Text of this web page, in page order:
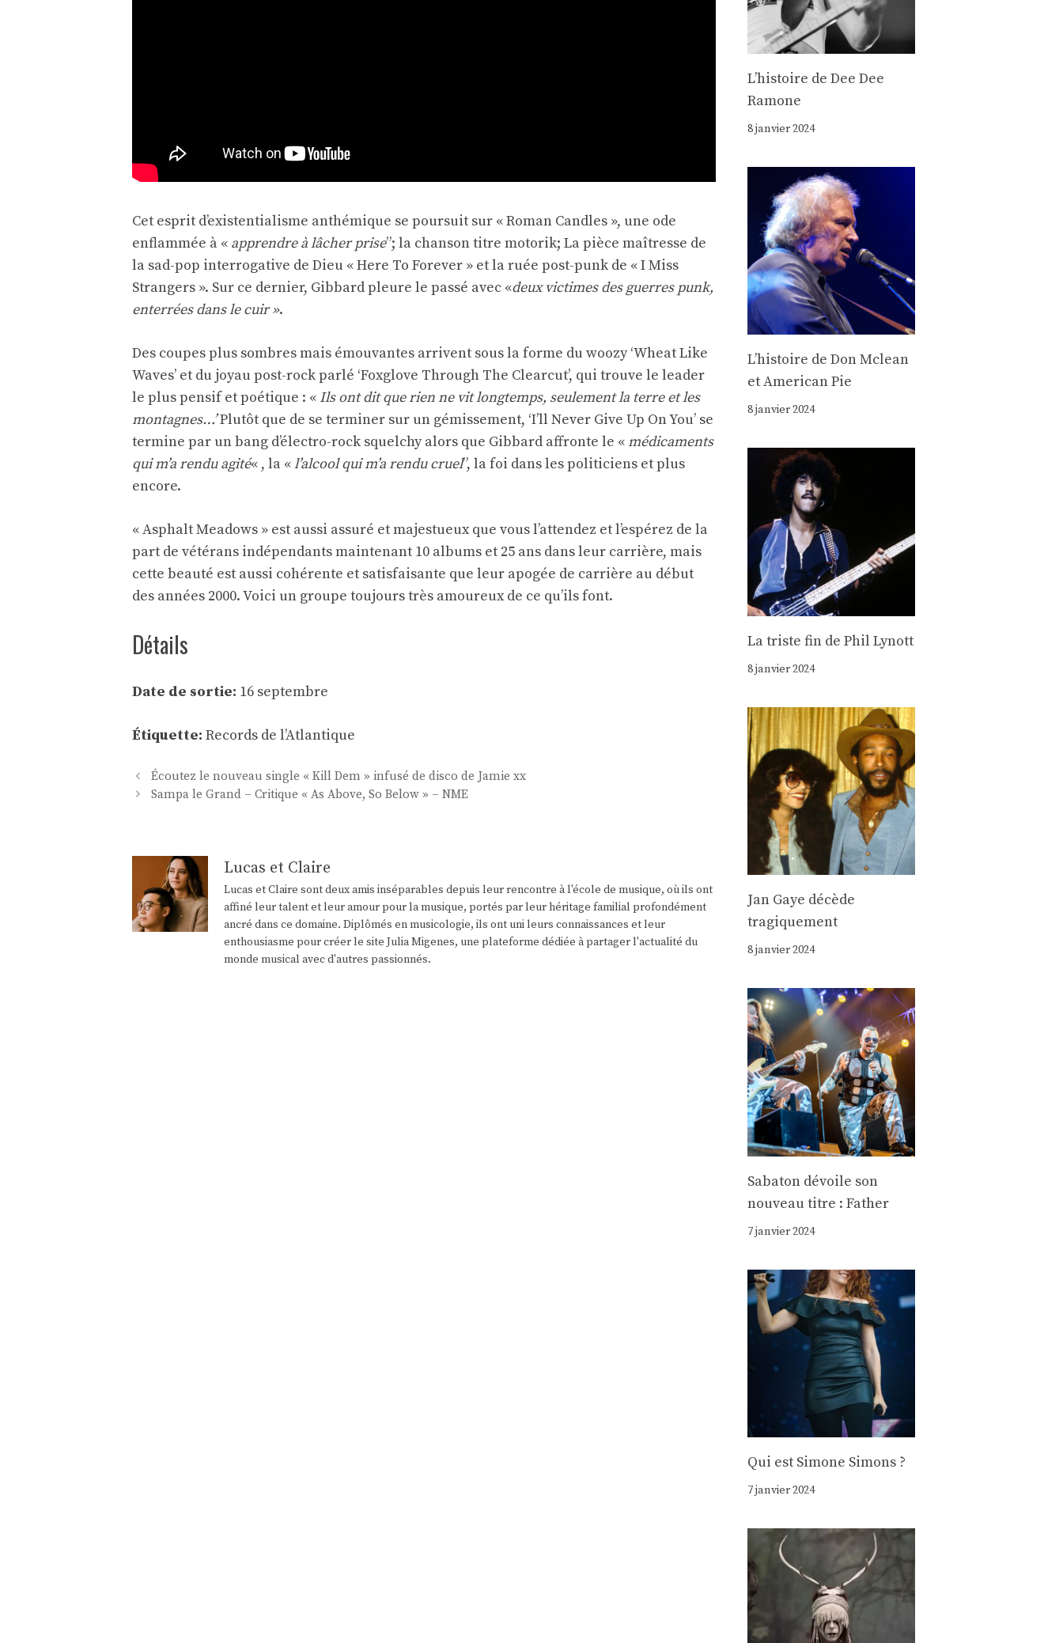
Cet esprit d’existentialisme anthémique se poursuit sur « Roman Candles », une ode
enflammée à « apprendre à lâcher prise”; la chanson titre motorik; La pièce maîtresse de
la sad-pop interrogative de Dieu « Here To Forever » et la ruée post-punk de « I Miss
Strangers ». Sur ce dernier, Gibbard pleure le passé avec «deux victimes des guerres punk,
enterrées dans le cuir ».
Des coupes plus sombres mais émouvantes arrivent sous la forme du woozy ‘Wheat Like
Waves’ et du joyau post-rock parlé ‘Foxglove Through The Clearcut’, qui trouve le leader
le plus pensif et poétique : « Ils ont dit que rien ne vit longtemps, seulement la terre et les
montagnes…’Plutôt que de se terminer sur un gémissement, ‘I’ll Never Give Up On You’ se
termine par un bang d’électro-rock squelchy alors que Gibbard affronte le «médicaments
quim’a rendu agité« , la «l’alcool qui m’a rendu cruel”, la foi dans les politiciens et plus
encore.
« Asphalt Meadows » est aussi assuré et majestueux que vous l’attendez et l’espérez de la
part de vétérans indépendants maintenant 10 albums et 25 ans dans leur carrière, mais
cette beauté est aussi cohérente et satisfaisante que leur apogée de carrière au début
des années 2000. Voici un groupe toujours très amoureux de ce qu’ils font.
Détails
Date de sortie: 16 septembre
Étiquette: Records de l’Atlantique
Navigation
des
Écoutez le nouveau single « Kill Dem » infusé de disco de Jamie xx
Sampa le Grand – Critique « As Above, So Below » – NME
Lucas et Claire
Lucas et Claire sont deux amis inséparables depuis leur rencontre à l'école de musique, où ils ont
affiné leur talent et leur amour pour la musique, portés par leur héritage familial profondément
ancré dans ce domaine. Diplômés en musicologie, ils ont uni leurs connaissances et leur
enthousiasme pour créer le site Julia Migenes, une plateforme dédiée à partager l'actualité du
monde musical avec d'autres passionnés.
Lʼhistoire de Dee Dee
Ramone
8 janvier 2024
Lʼhistoire de Don Mclean
et American Pie
8 janvier 2024
La triste fin de Phil Lynott
8 janvier 2024
Jan Gaye décède
tragiquement
8 janvier 2024
Sabaton dévoile son
nouveau titre : Father
7 janvier 2024
Qui est Simone Simons ?
7 janvier 2024